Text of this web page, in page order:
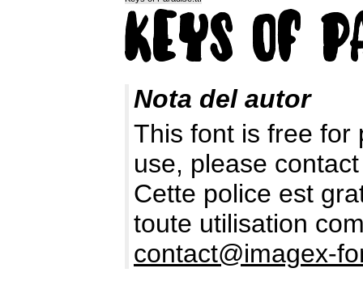
Nota del autor
This font is free for
use, please
Cette police est
toute utilisation
contact@imagex-